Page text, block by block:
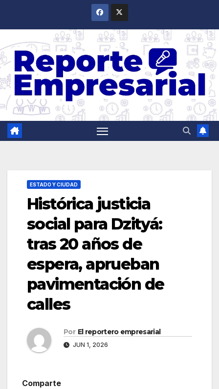
ESTADO Y CIUDAD
Histórica justicia
social para Dzityá:
tras 20 años de
espera, aprueban
pavimentación de
calles
Por El reportero empresarial
JUN 1, 2026
Comparte